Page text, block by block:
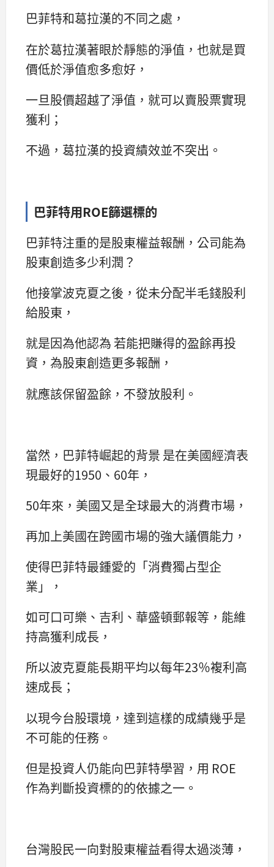
巴菲特和葛拉漢的不同之處，
在於葛拉漢著眼於靜態的淨值，也就是買
價低於淨值愈多愈好，
一旦股價超越了淨值，就可以賣股票實現
獲利；
不過，葛拉漢的投資績效並不突出。
巴菲特用ROE篩選標的
巴菲特注重的是股東權益報酬，公司能為
股東創造多少利潤？
他接掌波克夏之後，從未分配半毛錢股利
給股東，
就是因為他認為 若能把賺得的盈餘再投
資，為股東創造更多報酬，
就應該保留盈餘，不發放股利。
當然，巴菲特崛起的背景 是在美國經濟表
現最好的1950、60年，
50年來，美國又是全球最大的消費市場，
再加上美國在跨國市場的強大議價能力，
使得巴菲特最鍾愛的「消費獨占型企
業」，
如可口可樂、吉利、華盛頓郵報等，能維
持高獲利成長，
所以波克夏能長期平均以每年23％複利高
速成長；
以現今台股環境，達到這樣的成績幾乎是
不可能的任務。
但是投資人仍能向巴菲特學習，用 ROE
作為判斷投資標的的依據之一。
台灣股民一向對股東權益看得太過淡薄，